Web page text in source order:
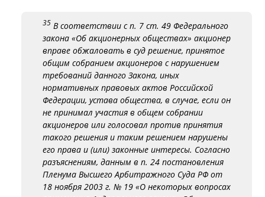
35 В соответствии с п. 7 ст. 49 Федерального
закона «Об акционерных обществах» акционер
вправе обжаловать в суд решение, принятое
общим собранием акционеров с нарушением
требований данного Закона, иных
нормативных правовых актов Российской
Федерации, устава общества, в случае, если он
не принимал участия в общем собрании
акционеров или голосовал против принятия
такого решения и таким решением нарушены
его права и (или) законные интересы. Согласно
разъяснениям, данным в п. 24 постановления
Пленума Высшего Арбитражного Суда РФ от
18 ноября 2003 г. № 19 «О некоторых вопросах